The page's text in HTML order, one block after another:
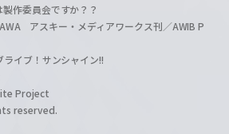
作委員会ですか？？
アスキー・メディアワークス刊／AWIB P
イブ！サンシャイン!!
Project
reserved.